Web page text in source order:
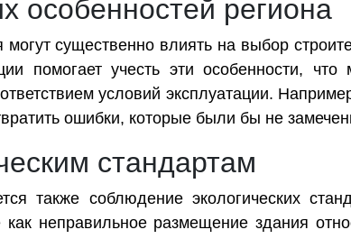
особенностей региона
существенно влиять на выбор
помогает учесть эти особенности, что
условий эксплуатации.
ошибки, которые были бы не
стандартам
также соблюдение экологических
неправильное размещение здания